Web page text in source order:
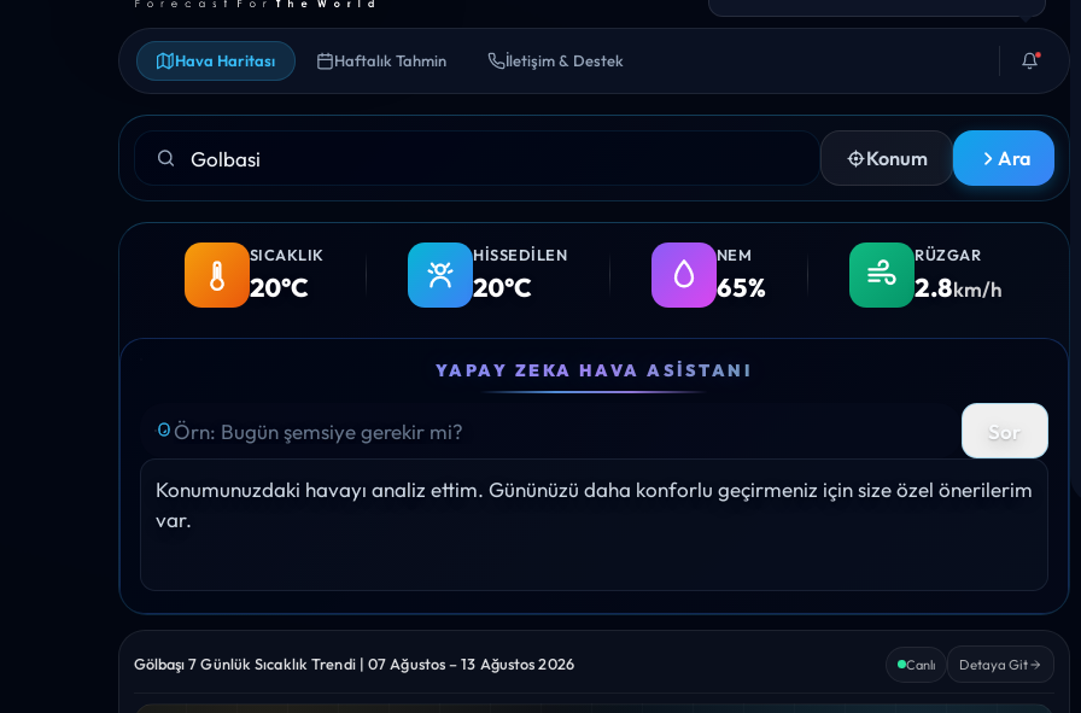
Hava Haritası Haftalık Tahmin İletişim & Destek
Konum Ara
SICAKLIK
20°C
HISSEDILEN
20°C
NEM
65%
RÜZGAR
2.8km/h
YAPAY ZEKA HAVA ASISTANI
Sor
Konumunuzdaki havayı analiz ettim. Gününüzü daha konforlu geçirmeniz için size özel önerilerim
var.
Gölbaşı 7 Günlük Sıcaklık Trendi | 07 Ağustos – 13 Ağustos 2026 Canlı Detaya Git
01:00
21°
02:00
Yağış: 0%
03:00 04:00 05:00 06:00 07:00 08:00
24°
Yağış: 0% Yağış: